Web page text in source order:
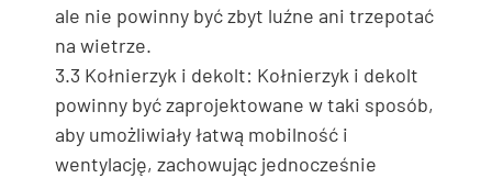
ale nie powinny być zbyt luźne ani trzepotać
na wietrze.
3.3 Kołnierzyk i dekolt: Kołnierzyk i dekolt
powinny być zaprojektowane w taki sposób,
aby umożliwiały łatwą mobilność i
wentylację, zachowując jednocześnie